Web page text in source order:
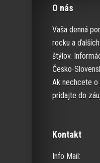
O nás
Vaša denná
rocku a
štýlov.
Česko-
Ak nechcete o
pridajte do
Kontakt
Info Mail: